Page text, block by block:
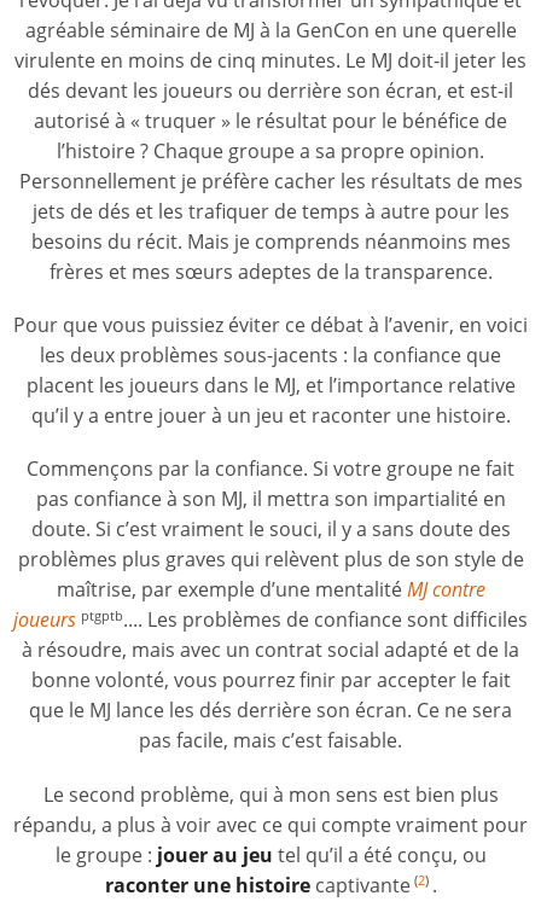
agréable séminaire de MJ à la GenCon en une querelle
virulente en moins de cinq minutes. Le MJ doit-il jeter les
dés devant les joueurs ou derrière son écran, et est-il
autorisé à « truquer » le résultat pour le bénéfice de
l’histoire ? Chaque groupe a sa propre opinion.
Personnellement je préfère cacher les résultats de mes
jets de dés et les trafiquer de temps à autre pour les
besoins du récit. Mais je comprends néanmoins mes
frères et mes sœurs adeptes de la transparence.
Pour que vous puissiez éviter ce débat à l’avenir, en voici
les deux problèmes sous-jacents : la confiance que
placent les joueurs dans le MJ, et l’importance relative
qu’il y a entre jouer à un jeu et raconter une histoire.
Commençons par la confiance. Si votre groupe ne fait
pas confiance à son MJ, il mettra son impartialité en
doute. Si c’est vraiment le souci, il y a sans doute des
problèmes plus graves qui relèvent plus de son style de
maîtrise, par exemple d’une mentalitéMJ contre
joueurs ptgptb.... Les problèmes de confiance sont difficiles
à résoudre, mais avec un contrat social adapté et de la
bonne volonté, vous pourrez finir par accepter le fait
que le MJ lance les dés derrière son écran. Ce ne sera
pas facile, mais c’est faisable.
Le second problème, qui à mon sens est bien plus
répandu, a plus à voir avec ce qui compte vraiment pour
le groupe : jouer au jeu tel qu’il a été conçu, ou
raconter une histoirecaptivante (2) .